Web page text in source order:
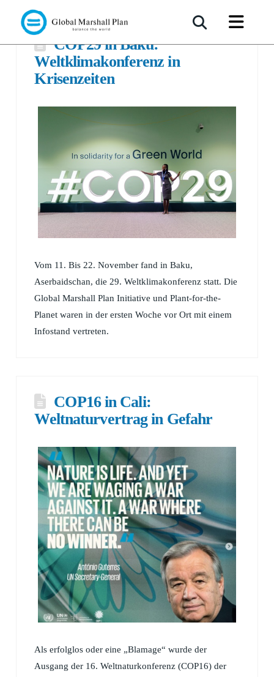
COP29 in Baku:
Weltklimakonferenz in
Krisenzeiten
Vom 11. Bis 22. November fand in Baku,
Aserbaidschan, die 29. Weltklimakonferenz statt. Die
Global Marshall Plan Initiative und Plant-for-the-
Planet waren in der ersten Woche vor Ort mit einem
Infostand vertreten.
COP16 in Cali:
Weltnaturvertrag in Gefahr
Als erfolglos oder eine „Blamage“ wurde der
Ausgang der 16. Weltnaturkonferenz (COP16) der